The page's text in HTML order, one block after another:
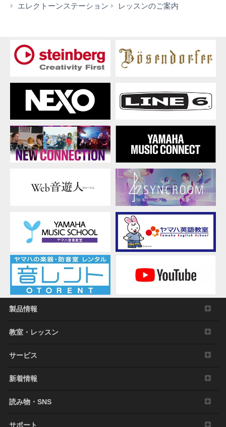
エレクトーンステーション
レッスンのご案内
ス
製品情報
教室・レッスン
サービス
新着情報
読み物・SNS
サポート